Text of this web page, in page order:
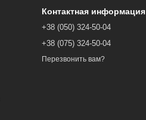
Контактная информация
+38 (050) 324-50-04
+38 (075) 324-50-04
Перезвонить вам?